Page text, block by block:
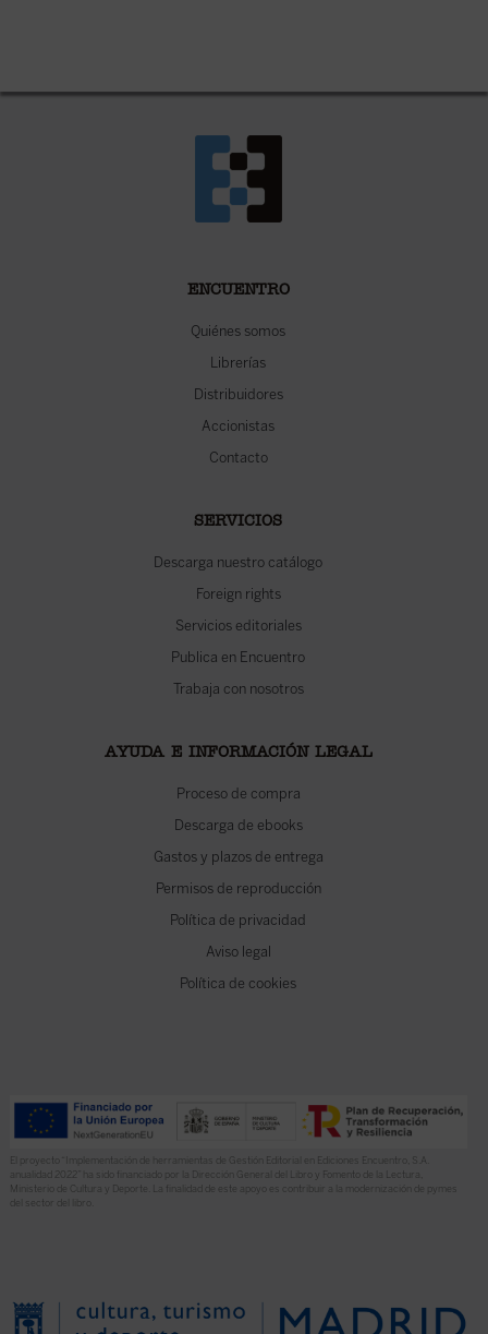
ENCUENTRO
Quiénes somos
Librerías
Distribuidores
Accionistas
Contacto
SERVICIOS
Descarga nuestro catálogo
Foreign rights
Servicios editoriales
Publica en Encuentro
Trabaja con nosotros
AYUDA E INFORMACIÓN LEGAL
Proceso de compra
Descarga de ebooks
Gastos y plazos de entrega
Permisos de reproducción
Política de privacidad
Aviso legal
Política de cookies
El proyecto “Implementación de herramientas de Gestión Editorial en Ediciones Encuentro, S.A.
anualidad 2022” ha sido financiado por la Dirección General del Libro y Fomento de la Lectura,
Ministerio de Cultura y Deporte. La finalidad de este apoyo es contribuir a la modernización de pymes
del sector del libro.